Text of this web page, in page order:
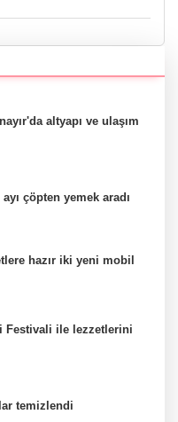
altyapı ve ulaşım
çöpten yemek aradı
hazır iki yeni mobil
Festivali ile lezzetlerini
temizlendi